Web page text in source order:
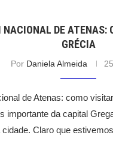
DE ATENAS:
GRÉCIA
Por Daniela Almeida
de Atenas: como
importante da capital
cidade. Claro que